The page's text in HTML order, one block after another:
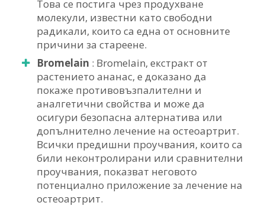
Това се постига чрез продухване
молекули, известни като свободни
радикали, които са една от основните
причини за стареене.
Bromelain : Bromelain, екстракт от
растението ананас, е доказано да
покаже противовъзпалителни и
аналгетични свойства и може да
осигури безопасна алтернатива или
допълнително лечение на остеоартрит.
Всички предишни проучвания, които са
били неконтролирани или сравнителни
проучвания, показват неговото
потенциално приложение за лечение на
остеоартрит.